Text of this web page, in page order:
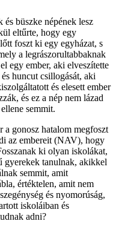
büszke népének lesz
eltűrte, hogy egy
foszt ki egy egyházat, s
a legrászorultabbaknak
egy ember, aki elveszítette
huncut csillogását, aki
és elesett ember
és ez a nép nem lázad
semmit.
a gonosz hatalom megfoszt
az embereit (NAV), hogy
ki olyan iskolákat,
gyerekek tanulnak, akikkel
semmit, amit
értéktelen, amit nem
és nyomorúság,
iskoláiban és
adni?